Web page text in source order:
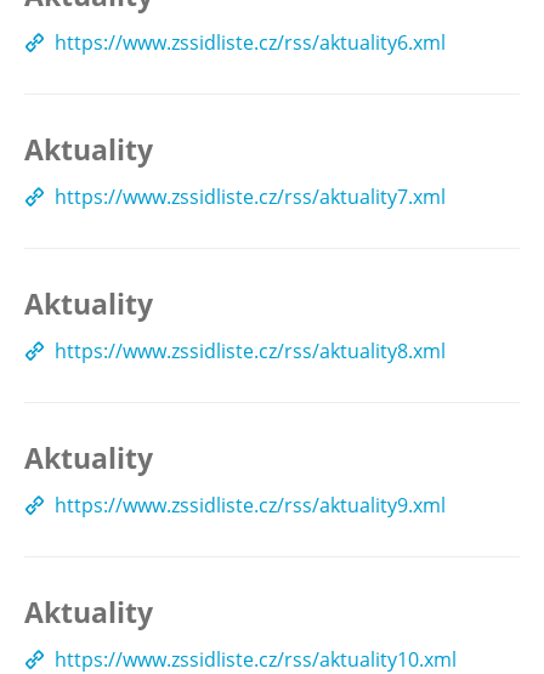
https://www.zssidliste.cz/rss/aktuality6.xml
Aktuality
https://www.zssidliste.cz/rss/aktuality7.xml
Aktuality
https://www.zssidliste.cz/rss/aktuality8.xml
Aktuality
https://www.zssidliste.cz/rss/aktuality9.xml
Aktuality
https://www.zssidliste.cz/rss/aktuality10.xml